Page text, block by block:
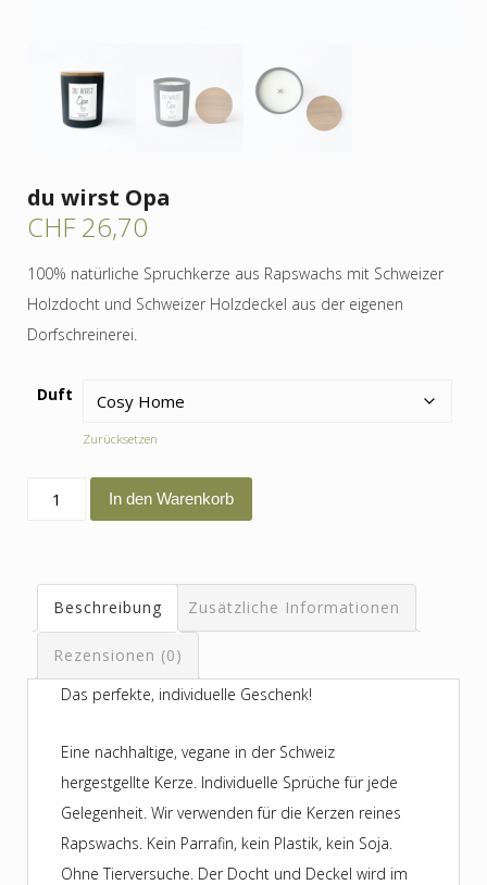
du wirst Opa
CHF26,70
100% natürliche Spruchkerze aus Rapswachs mit Schweizer
Holzdocht und Schweizer Holzdeckel aus der eigenen
Dorfschreinerei.
Duft
Zurücksetzen
Menge
In den Warenkorb
Beschreibung Zusätzliche Informationen
Rezensionen (0)
Das perfekte, individuelle Geschenk!
Eine nachhaltige, vegane in der Schweiz
hergestgellte Kerze. Individuelle Sprüche für jede
Gelegenheit. Wir verwenden für die Kerzen reines
Rapswachs. Kein Parrafin, kein Plastik, kein Soja.
Ohne Tierversuche. Der Docht und Deckel wird im